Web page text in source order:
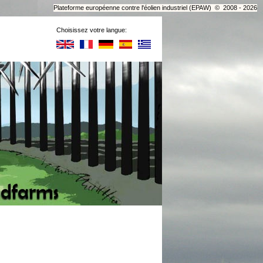
Choisissez votre langue:
Plateforme européenne contre l'éolien industriel (EPAW) © 2008 - 2026